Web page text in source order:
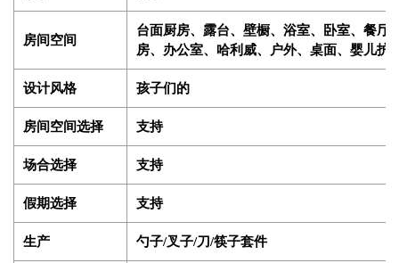
房间空间
台面厨房、露台、壁橱、浴室、卧室、餐厅
房、办公室、哈利威、户外、桌面、婴儿护
设计风格 孩子们的
房间空间选择 支持
场合选择 支持
假期选择 支持
生产 勺子/叉子/刀/筷子套件